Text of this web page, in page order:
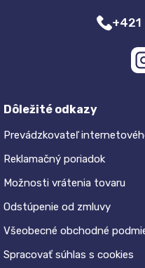
+421
Dôležité odkazy
Prevádzkovateľ
Reklamačný poriadok
Možnosti vrátenia tovaru
Odstúpenie od zmluvy
Všeobecné obchodné
Spracovať súhlas s cookies